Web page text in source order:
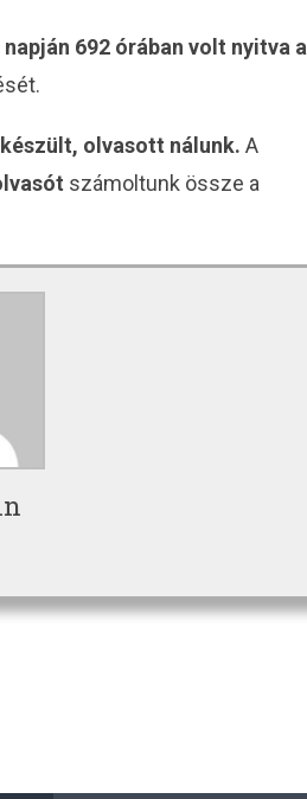
napján 692 órában volt nyitva a
olvasott nálunk. A
számoltunk össze a